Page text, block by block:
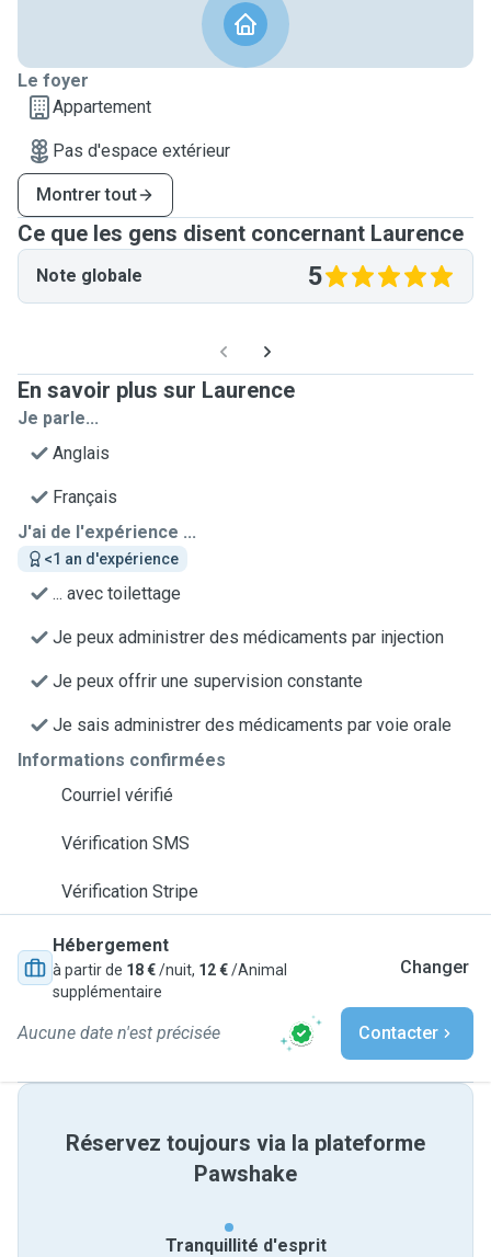
Le foyer
Appartement
Pas d'espace extérieur
Montrer tout
Ce que les gens disent concernant Laurence
Note globale 5
En savoir plus sur Laurence
Je parle...
Anglais
Français
J'ai de l'expérience ...
<1 an d'expérience
... avec toilettage
Je peux administrer des médicaments par injection
Je peux offrir une supervision constante
Je sais administrer des médicaments par voie orale
Informations confirmées
Courriel vérifié
Vérification SMS
Vérification Stripe
Hébergement
à partir de 18 €/nuit, 12 €/Animal
supplémentaire
Changer
Aucune date n'est précisée Contacter
Réservez toujours via la plateforme
Pawshake
Tranquillité d'esprit